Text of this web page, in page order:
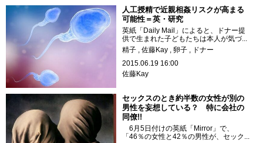
人工授精で近親相姦リスクが高まる
可能性＝英・研究
英紙「Daily Mail」によると、ドナー提
供で生まれた子どもたちは本人が気づ...
精子
佐藤Kay 卵子
ドナー
2015.06.19 16:00
佐藤Kay
セックスのとき約半数の女性が別の
男性を妄想している？ 特に会社の
同僚!!
6月5日付けの英紙「Mirror」で、
「46％の女性と42％の男性が、セック...